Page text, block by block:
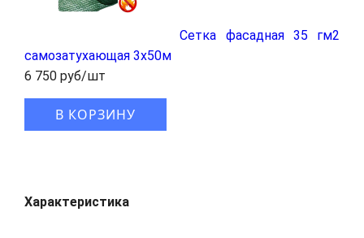
Сетка фасадная 35 гм2
самозатухающая 3x50м
6 750 руб/шт
В КОРЗИНУ
Характеристика